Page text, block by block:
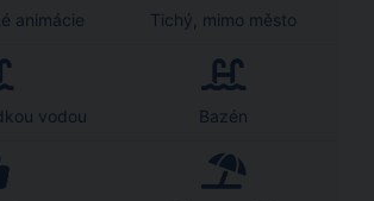
animácie Tichý, mimo město
vodou Bazén